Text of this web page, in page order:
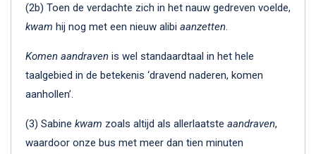
(2b) Toen de verdachte zich in het nauw gedreven voelde,
kwam hij nog met een nieuw alibi aanzetten.
Komen aandraven is wel standaardtaal in het hele
taalgebied in de betekenis ‘dravend naderen, komen
aanhollen’.
(3) Sabine kwam zoals altijd als allerlaatste aandraven,
waardoor onze bus met meer dan tien minuten